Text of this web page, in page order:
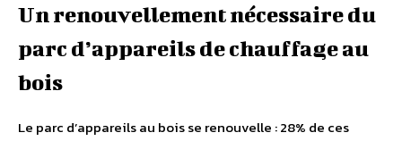
Un renouvellement nécessaire du
parc d’appareils de chauffage au
bois
Le parc d’appareils au bois se renouvelle : 28% de ces